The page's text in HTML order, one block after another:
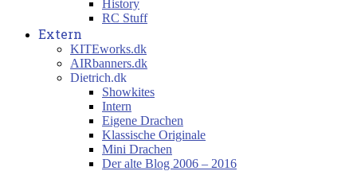
History
RC Stuff
Extern
KITEworks.dk
AIRbanners.dk
Dietrich.dk
Showkites
Intern
Eigene Drachen
Klassische Originale
Mini Drachen
Der alte Blog 2006 – 2016